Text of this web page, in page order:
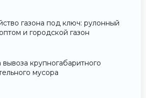
газона под ключ: рулонный
и городской газон
вывоза крупногабаритного
мусора